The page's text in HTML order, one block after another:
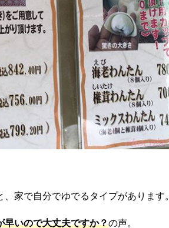
家で自分でゆでるタイプがあります。
早いので大丈夫ですか？の声。